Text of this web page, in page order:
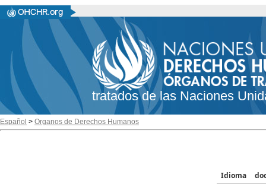
tratados de las Naciones
Español > Organos de Derechos Humanos
Idioma